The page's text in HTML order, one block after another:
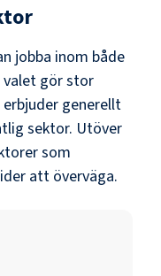
jobba inom både
gör stor
generellt
sektor. Utöver
som
att överväga.